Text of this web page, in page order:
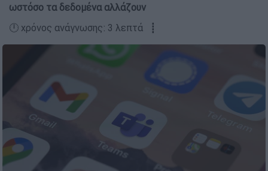
ωστόσο τα δεδομένα αλλάζουν
🕛 χρόνος ανάγνωσης: 3 λεπτά ┋